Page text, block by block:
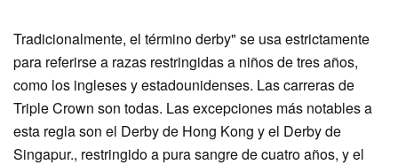
Tradicionalmente, el término derby" se usa estrictamente
para referirse a razas restringidas a niños de tres años,
como los ingleses y estadounidenses. Las carreras de
Triple Crown son todas. Las excepciones más notables a
esta regla son el Derby de Hong Kong y el Derby de
Singapur., restringido a pura sangre de cuatro años, y el